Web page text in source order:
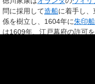
問に採用して造船に着手し
係を樹立し、1604年に朱印
は1609年、江戸幕府の許可